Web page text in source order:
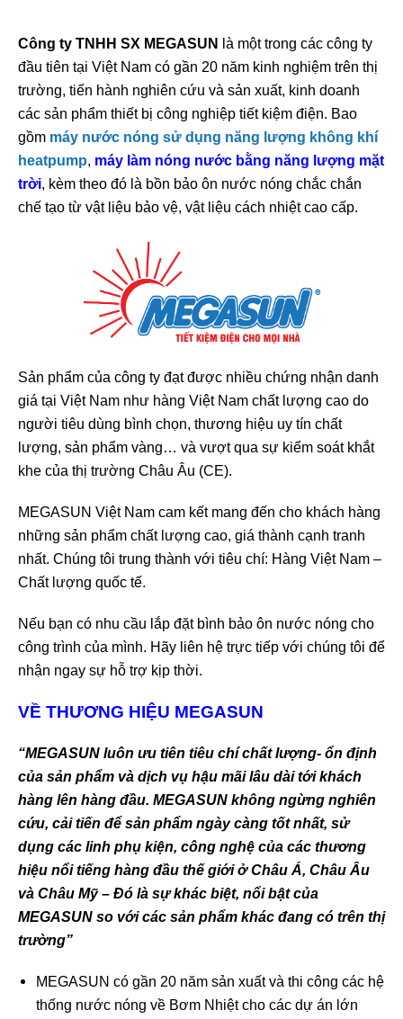
Công ty TNHH SX MEGASUN
là một trong các công ty
đầu tiên tại Việt Nam có gần 20 năm kinh nghiệm trên thị
trường, tiến hành nghiên cứu và sản xuất, kinh doanh
các sản phẩm thiết bị công nghiệp tiết kiệm điện. Bao
gồm máy nước nóng sử dụng năng lượng không khí
heatpump, máy làm nóng nước bằng năng lượng mặt
trời, kèm theo đó là bồn bảo ôn nước nóng chắc chắn
chế tạo từ vật liệu bảo vệ, vật liệu cách nhiệt cao cấp.
Sản phẩm của công ty đạt được nhiều chứng nhận danh
giá tại Việt Nam như hàng Việt Nam chất lượng cao do
người tiêu dùng bình chọn, thương hiệu uy tín chất
lượng, sản phẩm vàng… và vượt qua sự kiểm soát khắt
khe của thị trường Châu Âu (CE).
MEGASUN Việt Nam cam kết mang đến cho khách hàng
những sản phẩm chất lượng cao, giá thành cạnh tranh
nhất. Chúng tôi trung thành với tiêu chí: Hàng Việt Nam –
Chất lượng quốc tế.
Nếu bạn có nhu cầu lắp đặt bình bảo ôn nước nóng cho
công trình của mình. Hãy liên hệ trực tiếp với chúng tôi để
nhận ngay sự hỗ trợ kịp thời.
VỀ THƯƠNG HIỆU MEGASUN
“MEGASUN luôn ưu tiên tiêu chí chất lượng- ổn định
của sản phẩm và dịch vụ hậu mãi lâu dài tới khách
hàng lên hàng đầu. MEGASUN không ngừng nghiên
cứu, cải tiến để sản phẩm ngày càng tốt nhất, sử
dụng các linh phụ kiện, công nghệ của các thương
hiệu nổi tiếng hàng đầu thế giới ở Châu Á, Châu Âu
và Châu Mỹ – Đó là sự khác biệt, nổi bật của
MEGASUN so với các sản phẩm khác đang có trên thị
trường”
MEGASUN có gần 20 năm sản xuất và thi công các hệ
thống nước nóng về Bơm Nhiệt cho các dự án lớn